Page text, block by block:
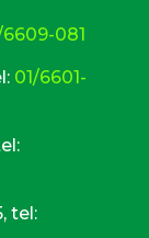
6609-081
01/6601-
tel: